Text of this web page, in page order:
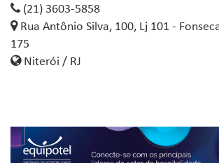
(21) 3603-5858
Rua Antônio Silva, 100, Lj 101 -
175
Niterói / RJ